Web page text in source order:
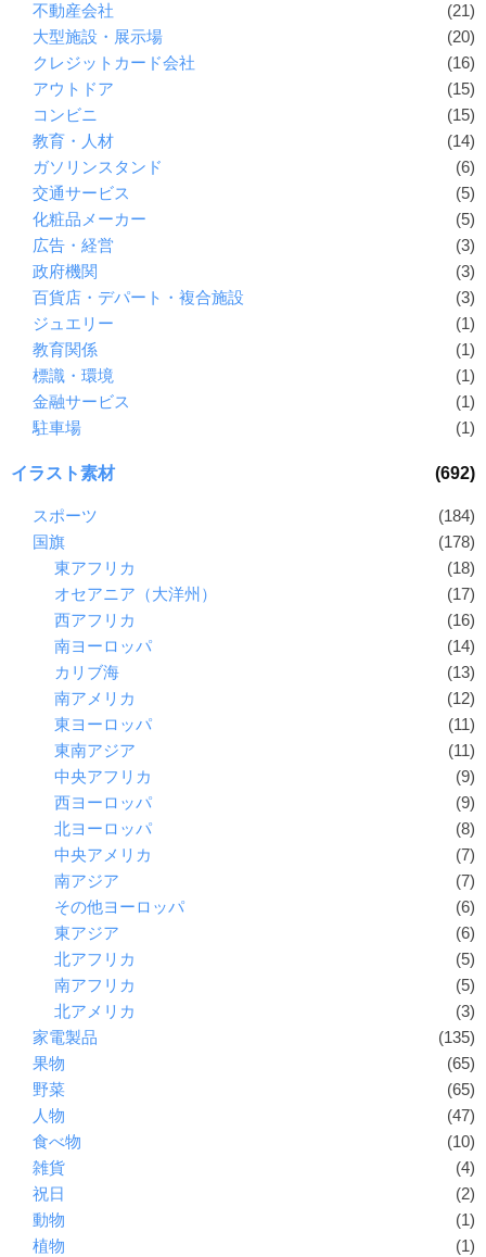
不動産会社
(21)
大型施設・展示場
(20)
クレジットカード会社
(16)
アウトドア
(15)
コンビニ
(15)
教育・人材
(14)
ガソリンスタンド
(6)
交通サービス
(5)
化粧品メーカー
(5)
広告・経営
(3)
政府機関
(3)
百貨店・デパート・複合施設
(3)
ジュエリー
(1)
教育関係
(1)
標識・環境
(1)
金融サービス
(1)
駐車場
(1)
イラスト素材 (692)
スポーツ
(184)
国旗
(178)
東アフリカ
(18)
オセアニア（大洋州）
(17)
西アフリカ
(16)
南ヨーロッパ
(14)
カリブ海
(13)
南アメリカ
(12)
東ヨーロッパ
(11)
東南アジア
(11)
中央アフリカ
(9)
西ヨーロッパ
(9)
北ヨーロッパ
(8)
中央アメリカ
(7)
南アジア
(7)
その他ヨーロッパ
(6)
東アジア
(6)
北アフリカ
(5)
南アフリカ
(5)
北アメリカ
(3)
家電製品
(135)
果物
(65)
野菜
(65)
人物
(47)
食べ物
(10)
雑貨
(4)
祝日
(2)
動物
(1)
植物
(1)